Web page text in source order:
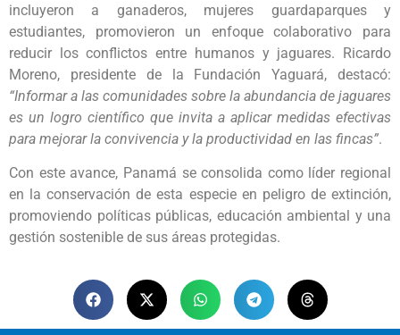
incluyeron a ganaderos, mujeres guardaparques y
estudiantes, promovieron un enfoque colaborativo para
reducir los conflictos entre humanos y jaguares. Ricardo
Moreno, presidente de la Fundación Yaguará, destacó:
“Informar a las comunidades sobre la abundancia de jaguares
es un logro científico que invita a aplicar medidas efectivas
para mejorar la convivencia y la productividad en las fincas”.
Con este avance, Panamá se consolida como líder regional
en la conservación de esta especie en peligro de extinción,
promoviendo políticas públicas, educación ambiental y una
gestión sostenible de sus áreas protegidas.